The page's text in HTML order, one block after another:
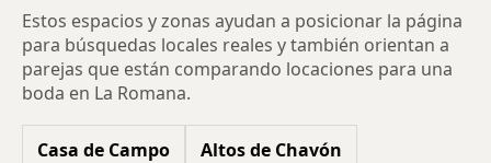
Estos espacios y zonas ayudan a posicionar la página
para búsquedas locales reales y también orientan a
parejas que están comparando locaciones para una
boda en La Romana.
Casa de Campo Altos de Chavón